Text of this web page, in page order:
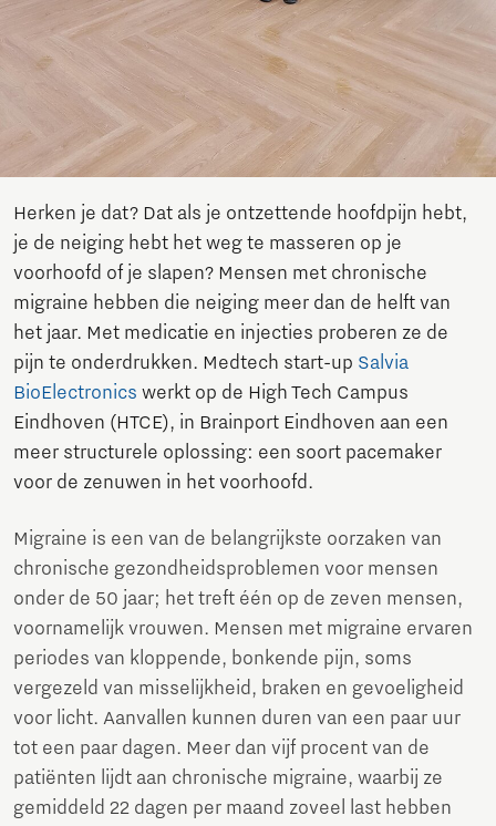
Herken je dat? Dat als je ontzettende hoofdpijn hebt,
je de neiging hebt het weg te masseren op je
voorhoofd of je slapen? Mensen met chronische
migraine hebben die neiging meer dan de helft van
het jaar. Met medicatie en injecties proberen ze de
pijn te onderdrukken. Medtech start-up Salvia
BioElectronics werkt op de High Tech Campus
Eindhoven (HTCE), in Brainport Eindhoven aan een
meer structurele oplossing: een soort pacemaker
voor de zenuwen in het voorhoofd.
Migraine is een van de belangrijkste oorzaken van
chronische gezondheidsproblemen voor mensen
onder de 50 jaar; het treft één op de zeven mensen,
voornamelijk vrouwen. Mensen met migraine ervaren
periodes van kloppende, bonkende pijn, soms
vergezeld van misselijkheid, braken en gevoeligheid
voor licht. Aanvallen kunnen duren van een paar uur
tot een paar dagen. Meer dan vijf procent van de
patiënten lijdt aan chronische migraine, waarbij ze
gemiddeld 22 dagen per maand zoveel last hebben